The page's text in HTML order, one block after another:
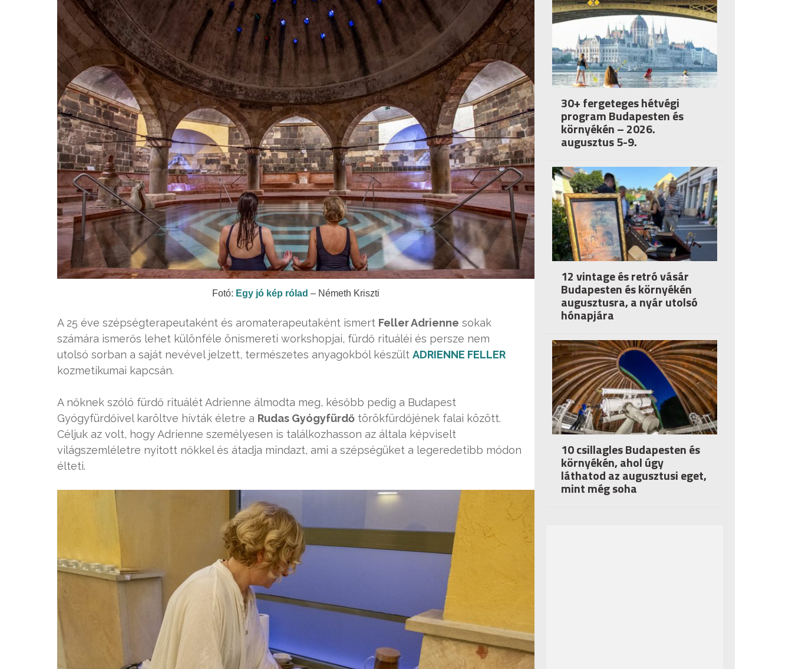
Fotó: Egy jó kép rólad – Németh Kriszti
A 25 éve szépségterapeutaként és aromaterapeutaként ismert Feller Adrienne sokak
számára ismerős lehet különféle önismereti workshopjai, fürdő rituáléi és persze nem
utolsó sorban a saját nevével jelzett, természetes anyagokból készült ADRIENNE FELLER
kozmetikumai kapcsán.
A nőknek szóló fürdő rituálét Adrienne álmodta meg, később pedig a Budapest
Gyógyfürdőivel karöltve hívták életre a Rudas Gyógyfürdő törökfürdőjének falai között.
Céljuk az volt, hogy Adrienne személyesen is találkozhasson az általa képviselt
világszemléletre nyitott nőkkel és átadja mindazt, ami a szépségüket a legeredetibb módon
élteti.
30+ fergeteges hétvégi
program Budapesten és
környékén – 2026.
augusztus 5-9.
12 vintage és retró vásár
Budapesten és környékén
augusztusra, a nyár utolsó
hónapjára
10 csillagles Budapesten és
környékén, ahol úgy
láthatod az augusztusi eget,
mint még soha